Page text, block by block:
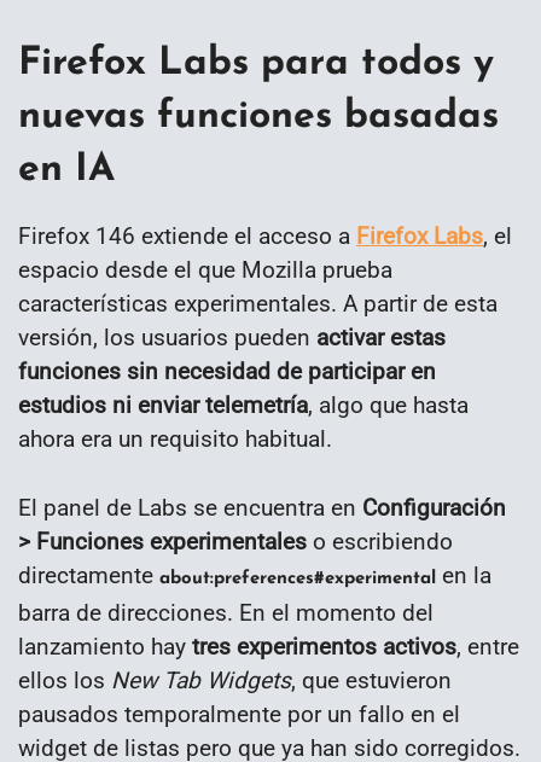
Firefox Labs para todos y
nuevas funciones basadas
en IA
Firefox 146 extiende el acceso a Firefox Labs, el
espacio desde el que Mozilla prueba
características experimentales. A partir de esta
versión, los usuarios pueden activar estas
funciones sin necesidad de participar en
estudios ni enviar telemetría, algo que hasta
ahora era un requisito habitual.
El panel de Labs se encuentra en Configuración
> Funciones experimentales o escribiendo
directamente about:preferences#experimental en la
barra de direcciones. En el momento del
lanzamiento hay tres experimentos activos, entre
ellos los New Tab Widgets, que estuvieron
pausados temporalmente por un fallo en el
widget de listas pero que ya han sido corregidos.